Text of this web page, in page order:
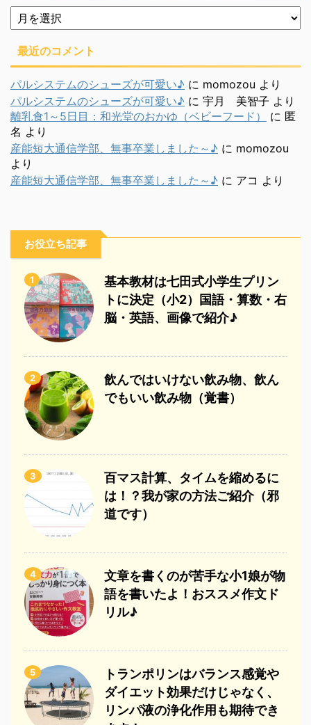
月
別
最近のコメント
パルシステムのシューズが可愛い♪ に momozou より
パルシステムのシューズが可愛い♪ に 宇月 美智子 より
離乳食1～5日目：和光堂のおかゆ（ベビーフード）
に 匿
名 より
産能短大通信学部、無事卒業しました～♪ に momozou
より
産能短大通信学部、無事卒業しました～♪ に アコ より
お役立ち記事
1
基本教材は七田式小学生プリン
トに決定（小2）国語・算数・右
脳・英語、画像で紹介♪
2
飲んではいけない飲み物、飲ん
でもいい飲み物（覚書）
3
百マス計算、タイムを縮めるに
は！？我が家の方法ご紹介（邪
道です）
4
文章を書くのが苦手な小1娘が物
語を書いたよ！おススメ作文ド
リル♪
5
トランポリンはバランス感覚や
ダイエット効果だけじゃなく、
リンパ液の浄化作用も期待でき